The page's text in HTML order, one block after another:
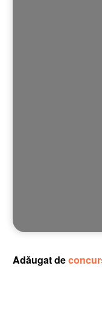
Adăugat de